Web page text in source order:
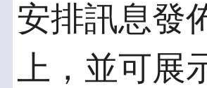
安排訊息發
上，並可